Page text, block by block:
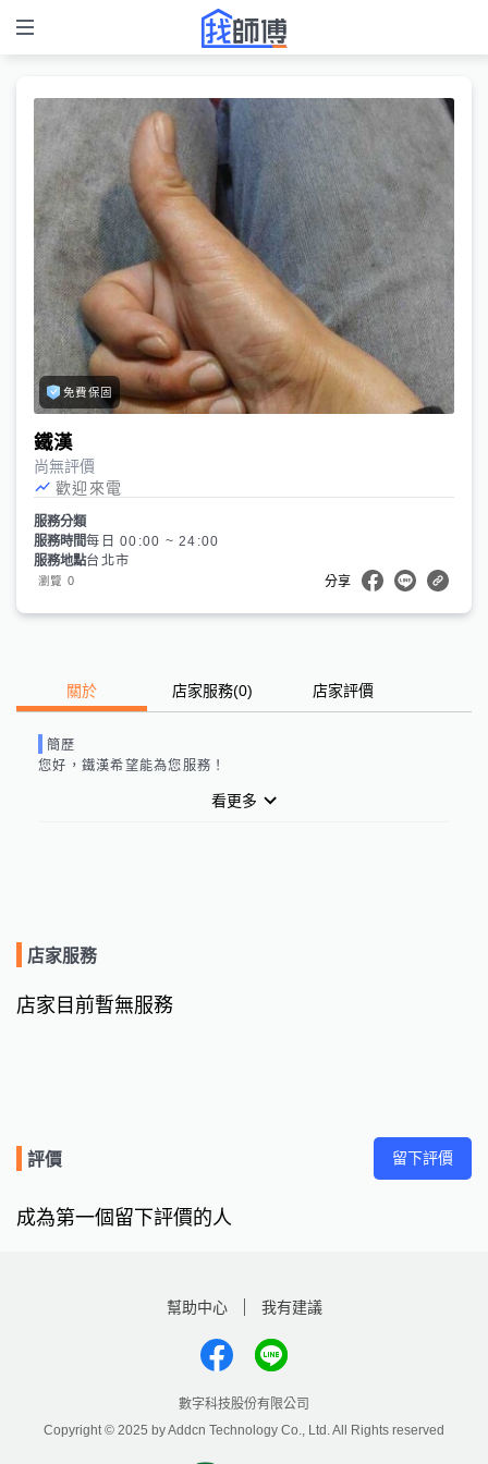
免費保固
鐵漢
尚無評價
歡迎來電
服務分類
服務時間每日 00:00 ~ 24:00
服務地點台北市
瀏覽 0 分享
關於 店家服務(0) 店家評價
簡歷
您好， 鐵漢希望能為您服務！
看更多
店家服務
店家目前暫無服務
評價 留下評價
成為第一個留下評價的人
幫助中心 我有建議
數字科技股份有限公司
Copyright © 2025 by Addcn Technology Co., Ltd. All Rights reserved